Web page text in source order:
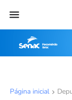
Página inicial